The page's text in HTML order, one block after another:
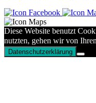
Diese Website benutzt
nutzten, gehen wir von
Datenschutzerklärung